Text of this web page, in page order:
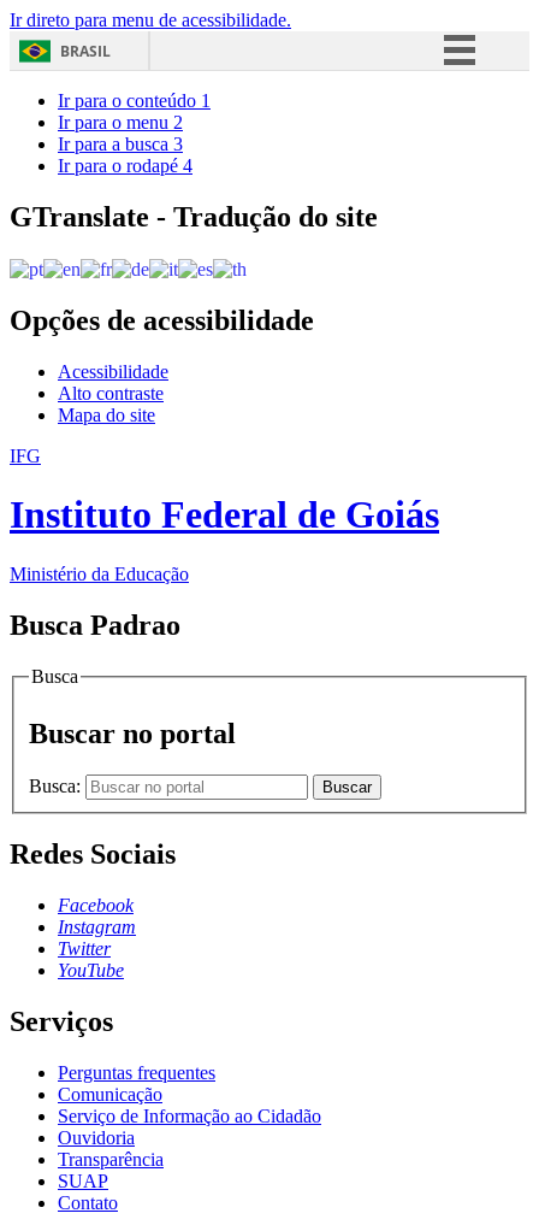
Ir direto para menu de acessibilidade.
BRASIL
Acesso à informação
Ir para o conteúdo 1
Ir para o menu 2
Ir para a busca 3
Ir para o rodapé 4
GTranslate - Tradução do site
Opções de acessibilidade
Acessibilidade
Alto contraste
Mapa do site
IFG
Instituto Federal de Goiás
Ministério da Educação
Busca Padrao
Busca
Buscar no portal
Busca: Buscar
Redes Sociais
Facebook
Instagram
Twitter
YouTube
Serviços
Perguntas frequentes
Comunicação
Serviço de Informação ao Cidadão
Ouvidoria
Transparência
SUAP
Contato